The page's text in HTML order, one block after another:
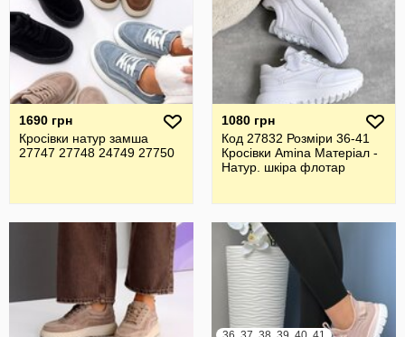
1690 грн
Кросівки натур замша
27747 27748 24749 27750
1080 грн
Код 27832 Розміри 36-41
Кросівки Amina Матеріал -
Натур. шкіра флотар